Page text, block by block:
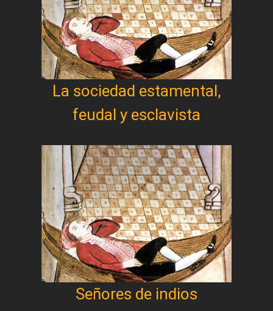
La sociedad estamental,
feudal y esclavista
Señores de indios